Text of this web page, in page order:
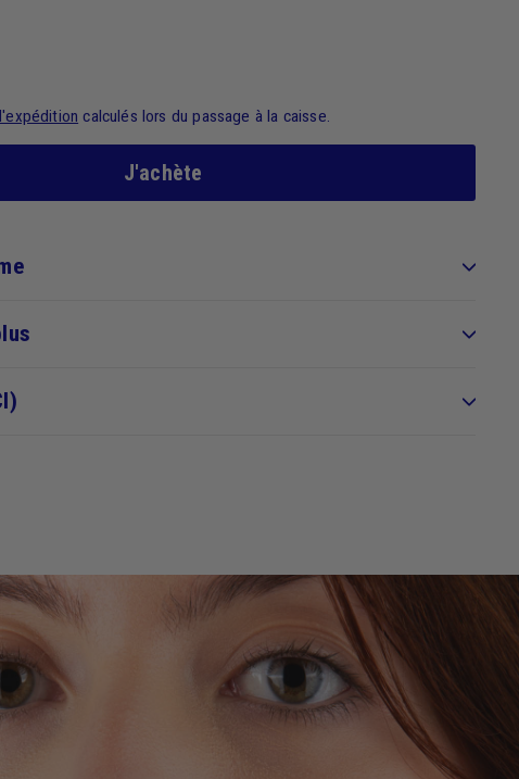
calculés lors du passage à la caisse.
J'achète